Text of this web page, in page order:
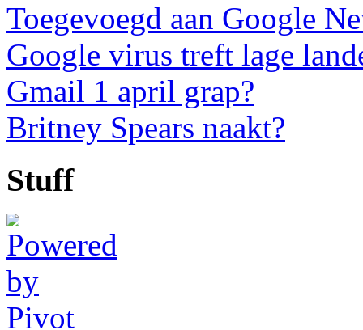
Toegevoegd aan Google
Google virus treft lage
Gmail 1 april grap?
Britney Spears naakt?
Stuff